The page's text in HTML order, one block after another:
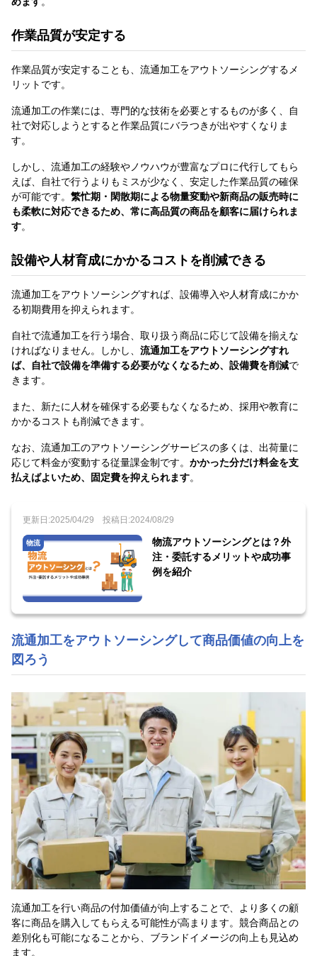
作業品質が安定する
作業品質が安定することも、流通加工をアウトソーシングするメ
リットです。
流通加工の作業には、専門的な技術を必要とするものが多く、自
社で対応しようとすると作業品質にバラつきが出やすくなりま
す。
しかし、流通加工の経験やノウハウが豊富なプロに代行してもら
えば、自社で行うよりもミスが少なく、安定した作業品質の確保
が可能です。 繁忙期・閑散期による物量変動や新商品の販売時に
も柔軟に対応できるため、常に高品質の商品を顧客に届けられま
す。
設備や人材育成にかかるコストを削減できる
流通加工をアウトソーシングすれば、設備導入や人材育成にかか
る初期費用を抑えられます。
自社で流通加工を行う場合、取り扱う商品に応じて設備を揃えな
ければなりません。しかし、 流通加工をアウトソーシングすれ
ば、自社で設備を準備する必要がなくなるため、設備費を削減で
きます。
また、新たに人材を確保する必要もなくなるため、採用や教育に
かかるコストも削減できます。
なお、流通加工のアウトソーシングサービスの多くは、出荷量に
応じて料金が変動する従量課金制です。 かかった分だけ料金を支
払えばよいため、固定費を抑えられます。
更新日:2025/04/29 投稿日:2024/08/29
物流
物流アウトソーシングとは？外
注・委託するメリットや成功事
例を紹介
流通加工をアウトソーシングして商品価値の向上を
図ろう
流通加工を行い商品の付加価値が向上することで、より多くの顧
客に商品を購入してもらえる可能性が高まります。競合商品との
差別化も可能になることから、ブランドイメージの向上も見込め
ます。